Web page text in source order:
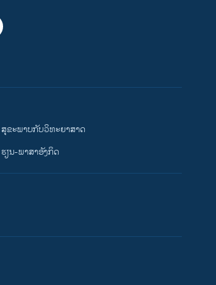
ສຸຂະພາບກັບວິທະຍາສາດ
ຮຽນ-ພາສາອັງກິດ